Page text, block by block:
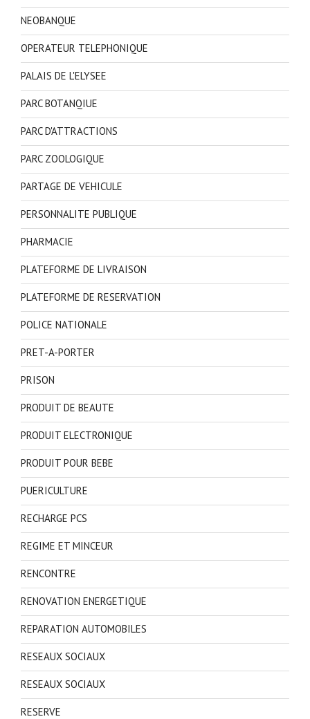
NEOBANQUE
OPERATEUR TELEPHONIQUE
PALAIS DE L'ELYSEE
PARC BOTANQIUE
PARC D'ATTRACTIONS
PARC ZOOLOGIQUE
PARTAGE DE VEHICULE
PERSONNALITE PUBLIQUE
PHARMACIE
PLATEFORME DE LIVRAISON
PLATEFORME DE RESERVATION
POLICE NATIONALE
PRET-A-PORTER
PRISON
PRODUIT DE BEAUTE
PRODUIT ELECTRONIQUE
PRODUIT POUR BEBE
PUERICULTURE
RECHARGE PCS
REGIME ET MINCEUR
RENCONTRE
RENOVATION ENERGETIQUE
REPARATION AUTOMOBILES
RESEAUX SOCIAUX
RESEAUX SOCIAUX
RESERVE